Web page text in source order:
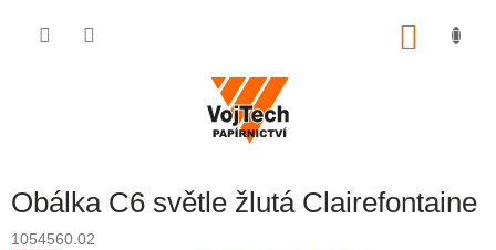
Obálka C6 světle žlutá Clairefontaine
1054560.02